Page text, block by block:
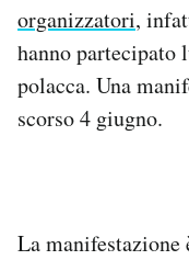
organizzatori,
hanno partecipato
polacca. Una
scorso 4 giugno.
La manifestazione